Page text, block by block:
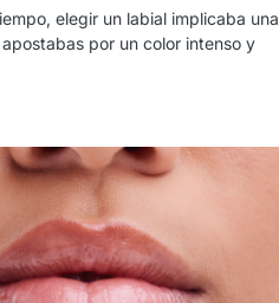
elegir un labial implicaba una
por un color intenso y